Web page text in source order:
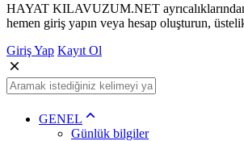
HAYAT KILAVUZUM.NET
hemen giriş yapın veya hesap oluşturun,
Giriş Yap Kayıt Ol
GENEL
Günlük bilgiler